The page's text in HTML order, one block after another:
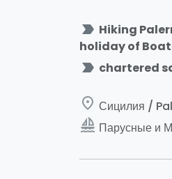
label_important Hiking
holiday of
label_important chartered
place Сицилия /
sailing Парусные и